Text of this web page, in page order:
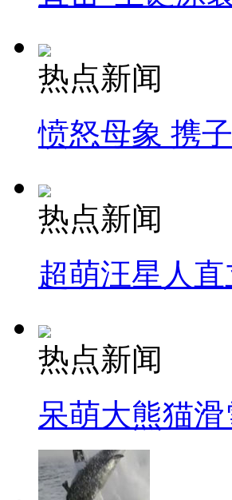
热点新闻
愤怒母象 携
热点新闻
超萌汪星人
热点新闻
呆萌大熊猫